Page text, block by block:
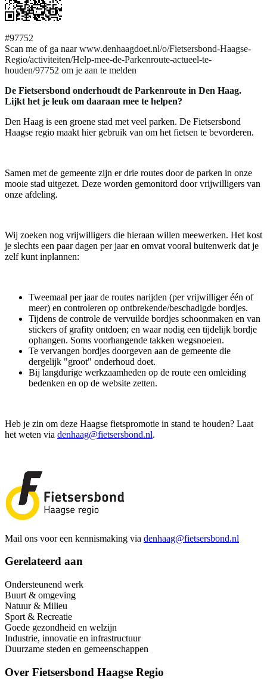
#97752
Scan me of ga naar www.denhaagdoet.nl/o/Fietsersbond-Haagse-
Regio/activiteiten/Help-mee-de-Parkenroute-actueel-te-
houden/97752 om je aan te melden
De Fietsersbond onderhoudt de Parkenroute in Den Haag.
Lijkt het je leuk om daaraan mee te helpen?
Den Haag is een groene stad met veel parken. De Fietsersbond
Haagse regio maakt hier gebruik van om het fietsen te bevorderen.
Samen met de gemeente zijn er drie routes door de parken in onze
mooie stad uitgezet. Deze worden gemonitord door vrijwilligers van
onze afdeling.
Wij zoeken nog vrijwilligers die hieraan willen meewerken. Het kost
je slechts een paar dagen per jaar en omvat vooral buitenwerk dat je
zelf kunt inplannen:
Tweemaal per jaar de routes narijden (per vrijwilliger één of
meer) en controleren op ontbrekende/beschadigde bordjes.
Tijdens de controle de vervuilde bordjes schoonmaken en van
stickers of grafity ontdoen; en waar nodig een tijdelijk bordje
ophangen. Soms voorhangende takken wegsnoeien.
Te vervangen bordjes doorgeven aan de gemeente die
dergelijk "groot" onderhoud doet.
Bij langdurige werkzaamheden op de route een omleiding
bedenken en op de website zetten.
Heb je zin om deze Haagse fietspromotie in stand te houden? Laat
het weten via denhaag@fietsersbond.nl.
Mail ons voor een kennismaking via denhaag@fietsersbond.nl
Gerelateerd aan
Ondersteunend werk
Buurt & omgeving
Natuur & Milieu
Sport & Recreatie
Goede gezondheid en welzijn
Industrie, innovatie en infrastructuur
Duurzame steden en gemeenschappen
Over Fietsersbond Haagse Regio